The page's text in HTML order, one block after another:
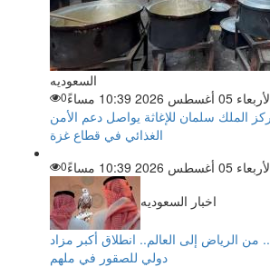
السعوديه
05 أغسطس 2026 10:39 مساءً
0
الملك سلمان للإغاثة يواصل دعم الأمن
الغذائي في قطاع غزة
05 أغسطس 2026 10:39 مساءً
0
اخبار السعوديه
من الرياض إلى العالم.. انطلاق أكبر مزاد
دولي للصقور في ملهم